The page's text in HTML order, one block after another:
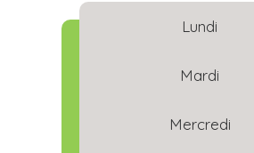
Lundi
Mardi
Mercredi